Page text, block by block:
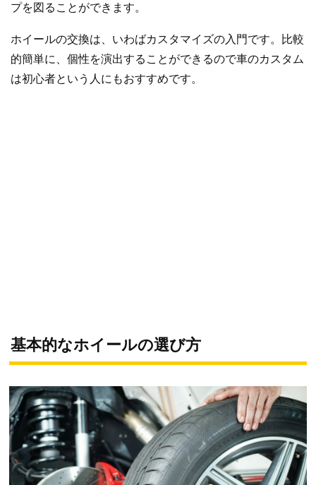
プを図ることができます。
ホイールの交換は、いわばカスタマイズの入門です。比較
的簡単に、個性を演出することができるので車のカスタム
は初心者という人にもおすすめです。
基本的なホイールの選び方